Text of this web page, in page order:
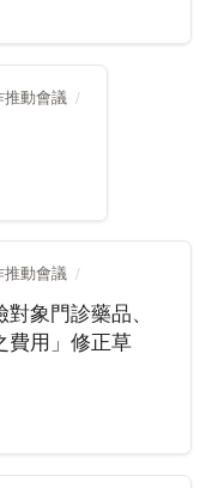
推動會議
推動會議
象門診藥品、
費用」修正草